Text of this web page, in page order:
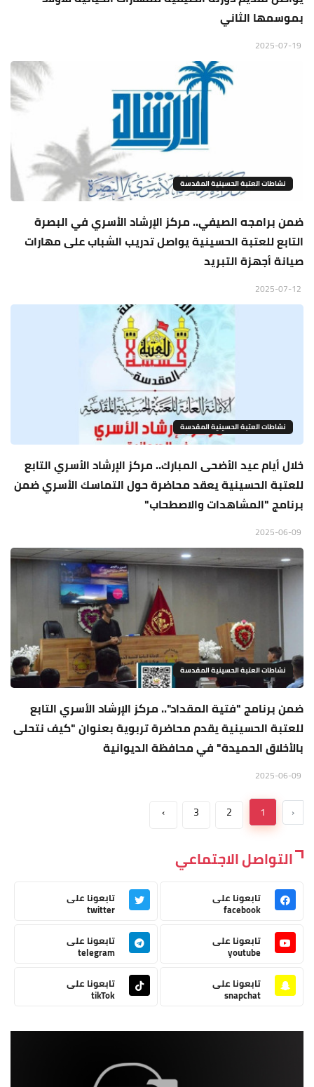
بموسمها الثاني
نشاطات العتبة الحسينية المقدسة
ضمن برامجه الصيفي.. مركز الإرشاد الأسري في البصرة
التابع للعتبة الحسينية يواصل تدريب الشباب على مهارات
صيانة أجهزة التبريد
نشاطات العتبة الحسينية المقدسة
خلال أيام عيد الأضحى المبارك.. مركز الإرشاد الأسري التابع
للعتبة الحسينية يعقد محاضرة حول التماسك الأسري ضمن
برنامج "المشاهدات والاصطحاب"
نشاطات العتبة الحسينية المقدسة
ضمن برنامج "فتية المقداد".. مركز الإرشاد الأسري التابع
للعتبة الحسينية يقدم محاضرة تربوية بعنوان "كيف نتحلى
بالأخلاق الحميدة" في محافظة الديوانية
‹
1
2
3
›
التواصل الاجتماعي
تابعونا على
facebook
تابعونا على
twitter
تابعونا على
youtube
تابعونا على
telegram
تابعونا على
snapchat
تابعونا على
tikTok